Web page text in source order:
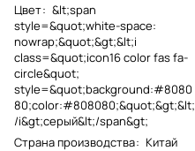
Цвет: &lt;span
style=&quot;white-space:
nowrap;&quot;&gt;&lt;i
class=&quot;icon16 color fas fa-
circle&quot;
style=&quot;background:#8080
80;color:#808080;&quot;&gt;&lt;
/i&gt;серый&lt;/span&gt;
Страна производства: Китай